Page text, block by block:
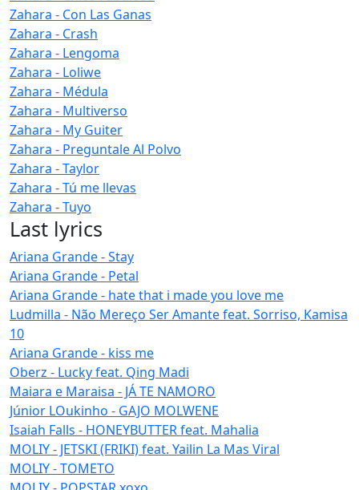
Zahara - Con Las Ganas
Zahara - Crash
Zahara - Lengoma
Zahara - Loliwe
Zahara - Médula
Zahara - Multiverso
Zahara - My Guiter
Zahara - Preguntale Al Polvo
Zahara - Taylor
Zahara - Tú me llevas
Zahara - Tuyo
Last lyrics
Ariana Grande - Stay
Ariana Grande - Petal
Ariana Grande - hate that i made you love me
Ludmilla - Não Mereço Ser Amante feat. Sorriso, Kamisa
10
Ariana Grande - kiss me
Oberz - Lucky feat. Qing Madi
Maiara e Maraisa - JÁ TE NAMORO
Júnior LOukinho - GAJO MOLWENE
Isaiah Falls - HONEYBUTTER feat. Mahalia
MOLIY - JETSKI (FRIKI) feat. Yailin La Mas Viral
MOLIY - TOMETO